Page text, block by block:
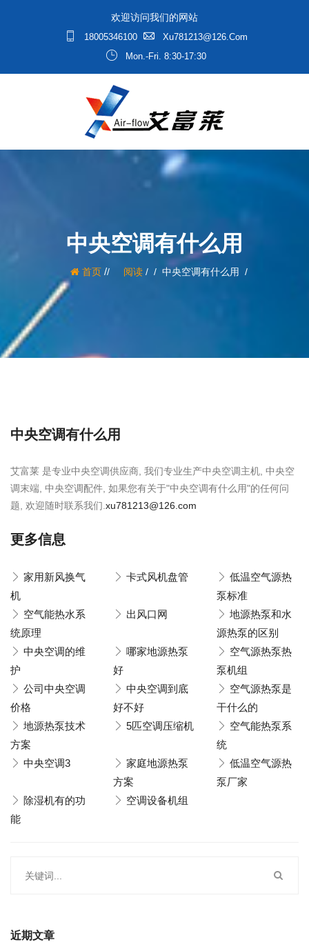
欢迎访问我们的网站
18005346100
Xu781213@126.com
Mon.-Fri. 8:30-17:30
中央空调有什么用
首页/ 阅读/ 中央空调有什么用
中央空调有什么用
艾富莱 是专业中央空调供应商, 我们专业生产中央空调主机, 中央空
调末端, 中央空调配件, 如果您有关于"中央空调有什么用"的任何问
题, 欢迎随时联系我们. xu781213@126.com
更多信息
家用新风换气
机
卡式风机盘管
低温空气源热
泵标准
空气能热水系
统原理
出风口网
地源热泵和水
源热泵的区别
中央空调的维
护
哪家地源热泵
好
空气源热泵热
泵机组
公司中央空调
价格
中央空调到底
好不好
空气源热泵是
干什么的
地源热泵技术
方案
5匹空调压缩机
空气能热泵系
统
中央空调3
家庭地源热泵
方案
低温空气源热
泵厂家
除湿机有的功
能
空调设备机组
近期文章